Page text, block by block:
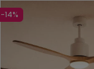
-14%